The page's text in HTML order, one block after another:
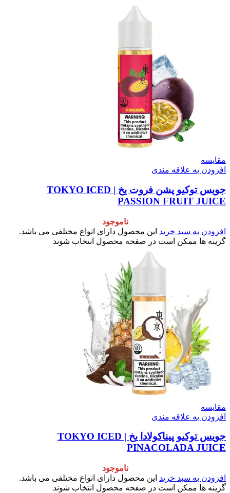
مقایسه
افزودن به علاقه مندی
جویس توکیو پشن فروت یخ | TOKYO ICED
PASSION FRUIT JUICE
ناموجود
افزودن به سبد خرید این محصول دارای انواع مختلفی می باشد.
گزینه ها ممکن است در صفحه محصول انتخاب شوند
مقایسه
افزودن به علاقه مندی
جویس توکیو پیناکولادا یخ | TOKYO ICED
PINACOLADA JUICE
ناموجود
افزودن به سبد خرید این محصول دارای انواع مختلفی می باشد.
گزینه ها ممکن است در صفحه محصول انتخاب شوند